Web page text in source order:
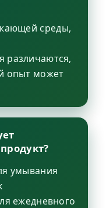
среды,
различаются,
опыт может
умывания
ежедневного